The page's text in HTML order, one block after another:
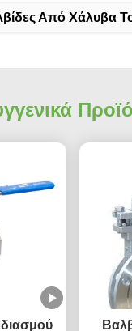
Από Χάλυβα